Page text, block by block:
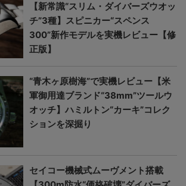
【新常識“スリム・ダイバーズウオッ
チ”3種】スピニカー“スペンス
300”新作モデルを実機レビュー【修
正版】
“青木ヶ原樹海”で実機レビュー【米
軍御用達ブランド“38mm”ツールウ
オッチ】ハミルトン“カーキ”コレク
ションを深掘り
セイコー機械式ムーヴメント搭載